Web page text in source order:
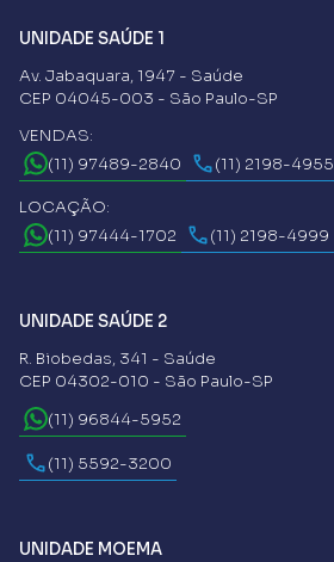
UNIDADE SAÚDE 1
Av. Jabaquara, 1947 - Saúde
CEP 04045-003 - São Paulo-SP
VENDAS:
(11) 97489-2840
(11) 2198-4955
LOCAÇÃO:
(11) 97444-1702
(11) 2198-4999
UNIDADE SAÚDE 2
R. Biobedas, 341 - Saúde
CEP 04302-010 - São Paulo-SP
(11) 96844-5952
(11) 5592-3200
UNIDADE MOEMA